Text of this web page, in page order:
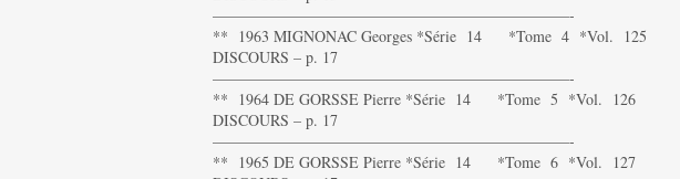
———————————————————————-
** 1963 MIGNONAC Georges *Série 14 *Tome 4 *Vol. 125
DISCOURS – p. 17
———————————————————————-
** 1964 DE GORSSE Pierre *Série 14 *Tome 5 *Vol. 126
DISCOURS – p. 17
———————————————————————-
** 1965 DE GORSSE Pierre *Série 14 *Tome 6 *Vol. 127